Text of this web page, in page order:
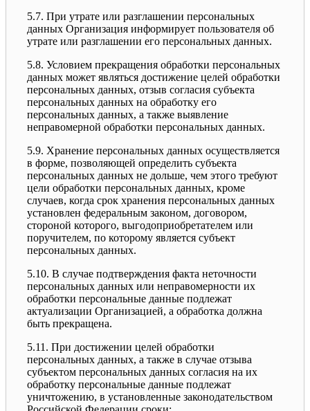
5.7. При утрате или разглашении персональных
данных Организация информирует пользователя об
утрате или разглашении его персональных данных.
5.8. Условием прекращения обработки персональных
данных может являться достижение целей обработки
персональных данных, отзыв согласия субъекта
персональных данных на обработку его
персональных данных, а также выявление
неправомерной обработки персональных данных.
5.9. Хранение персональных данных осуществляется
в форме, позволяющей определить субъекта
персональных данных не дольше, чем этого требуют
цели обработки персональных данных, кроме
случаев, когда срок хранения персональных данных
установлен федеральным законом, договором,
стороной которого, выгодоприобретателем или
поручителем, по которому является субъект
персональных данных.
5.10. В случае подтверждения факта неточности
персональных данных или неправомерности их
обработки персональные данные подлежат
актуализации Организацией, а обработка должна
быть прекращена.
5.11. При достижении целей обработки
персональных данных, а также в случае отзыва
субъектом персональных данных согласия на их
обработку персональные данные подлежат
уничтожению, в установленные законодательством